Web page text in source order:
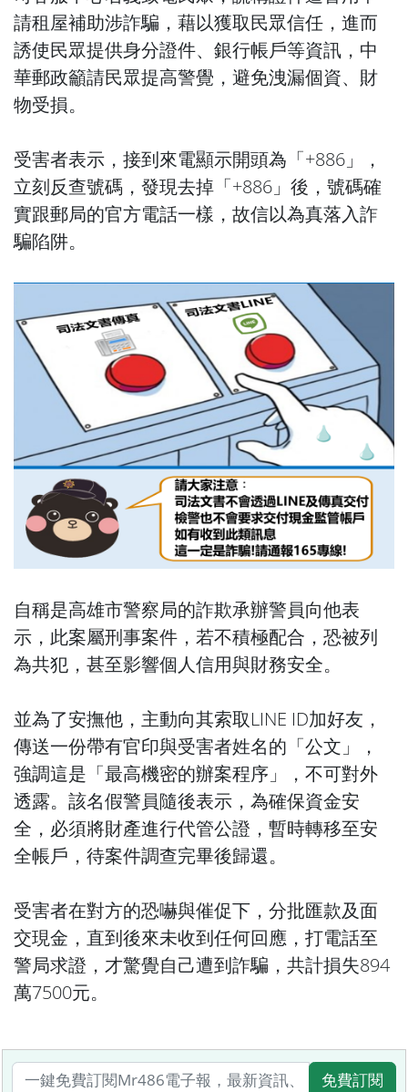
請租屋補助涉詐騙，藉以獲取民眾信任，進而
誘使民眾提供身分證件、銀行帳戶等資訊，中
華郵政籲請民眾提高警覺，避免洩漏個資、財
物受損。
受害者表示，接到來電顯示開頭為「+886」，
立刻反查號碼，發現去掉「+886」後，號碼確
實跟郵局的官方電話一樣，故信以為真落入詐
騙陷阱。
自稱是高雄市警察局的詐欺承辦警員向他表
示，此案屬刑事案件，若不積極配合，恐被列
為共犯，甚至影響個人信用與財務安全。
並為了安撫他，主動向其索取LINE ID加好友，
傳送一份帶有官印與受害者姓名的「公文」，
強調這是「最高機密的辦案程序」，不可對外
透露。該名假警員隨後表示，為確保資金安
全，必須將財產進行代管公證，暫時轉移至安
全帳戶，待案件調查完畢後歸還。
受害者在對方的恐嚇與催促下，分批匯款及面
交現金，直到後來未收到任何回應，打電話至
警局求證，才驚覺自己遭到詐騙，共計損失894
萬7500元。
免費訂閱